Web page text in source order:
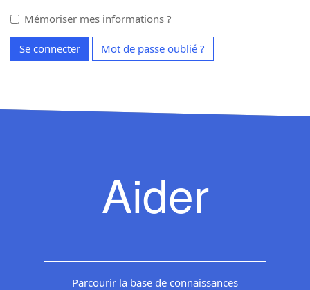
Mémoriser mes informations ?
Se connecter Mot de passe oublié ?
Aider
Parcourir la base de connaissances